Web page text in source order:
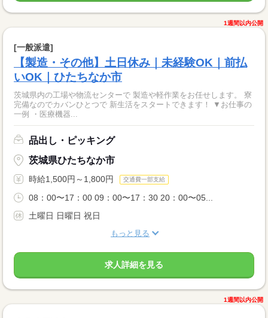
1週間以内公開
[一般派遣]
【製造・その他】土日休み｜未経験OK｜前払
いOK｜ひたちなか市
茨城県内の工場や物流センターで 製造や軽作業をお任せします。 寮
完備なのでカバンひとつで 新生活をスタートできます！ ▼お仕事の
一例 ・医療機器...
品出し・ピッキング
茨城県ひたちなか市
時給1,500円～1,800円 交通費一部支給
08：00〜17：00 09：00〜17：30 20：00〜05...
土曜日 日曜日 祝日
もっと見る
求人詳細を見る
1週間以内公開